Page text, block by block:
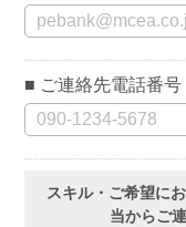
ご連絡先電話番号
スキル・ご希望に
当からご